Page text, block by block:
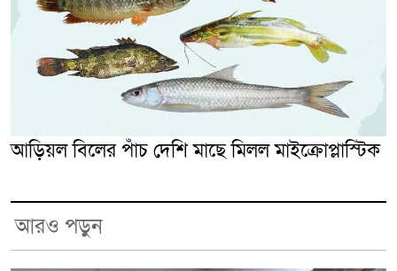
আড়িয়ল বিলের পাঁচ দেশি মাছে মিলল মাইক্রোপ্লাস্টিক
আরও পড়ুন